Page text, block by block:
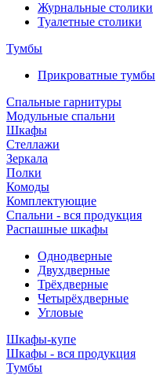
Журнальные столики
Туалетные столики
Тумбы
Прикроватные тумбы
Спальные гарнитуры
Модульные спальни
Шкафы
Стеллажи
Зеркала
Полки
Комоды
Комплектующие
Спальни - вся продукция
Распашные шкафы
Однодверные
Двухдверные
Трёхдверные
Четырёхдверные
Угловые
Шкафы-купе
Шкафы - вся продукция
Тумбы